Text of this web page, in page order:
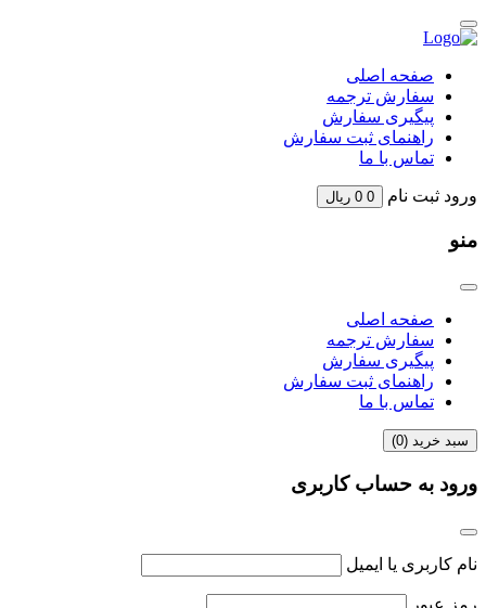
Skip
to
صفحه اصلی
سفارش ترجمه
پیگیری سفارش
راهنمای ثبت سفارش
تماس با ما
ورود ثبت نام 0
0 ریال
منو
صفحه اصلی
سفارش ترجمه
پیگیری سفارش
راهنمای ثبت سفارش
تماس با ما
سبد خرید (0
)
ورود به حساب کاربری
نام کاربری یا ایمیل
رمز عبور